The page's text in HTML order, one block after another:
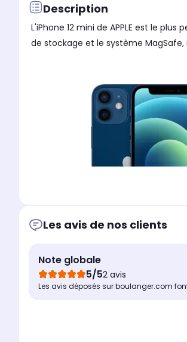
Description
L'iPhone 12 mini de APPLE est le
de stockage et le système
Les avis de nos clients
Note globale
5/52 avis
Les avis déposés sur boulanger.com